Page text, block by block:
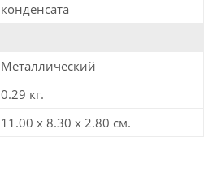
конденсата
Металлический
0.29 кг.
11.00 x 8.30 x 2.80 см.